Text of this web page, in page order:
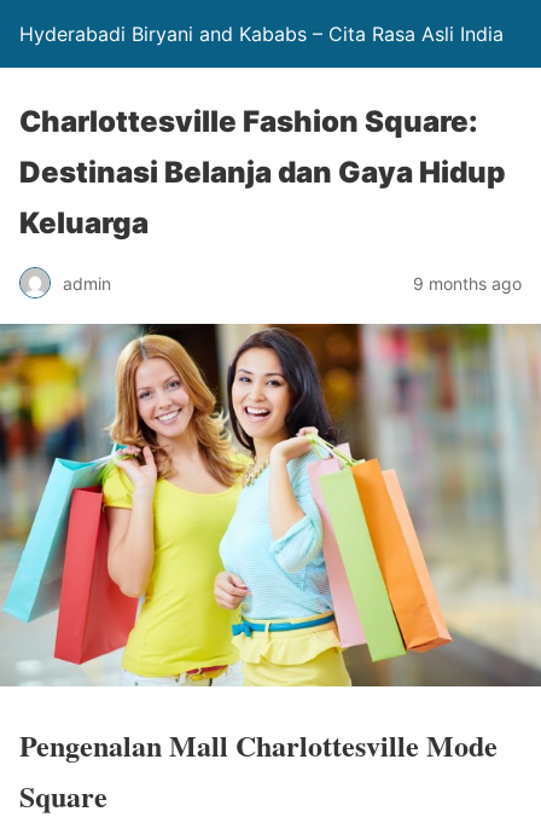
Hyderabadi Biryani and Kababs – Cita Rasa Asli India
Charlottesville Fashion Square:
Destinasi Belanja dan Gaya Hidup
Keluarga
admin 9 months ago
Pengenalan Mall Charlottesville Mode
Square